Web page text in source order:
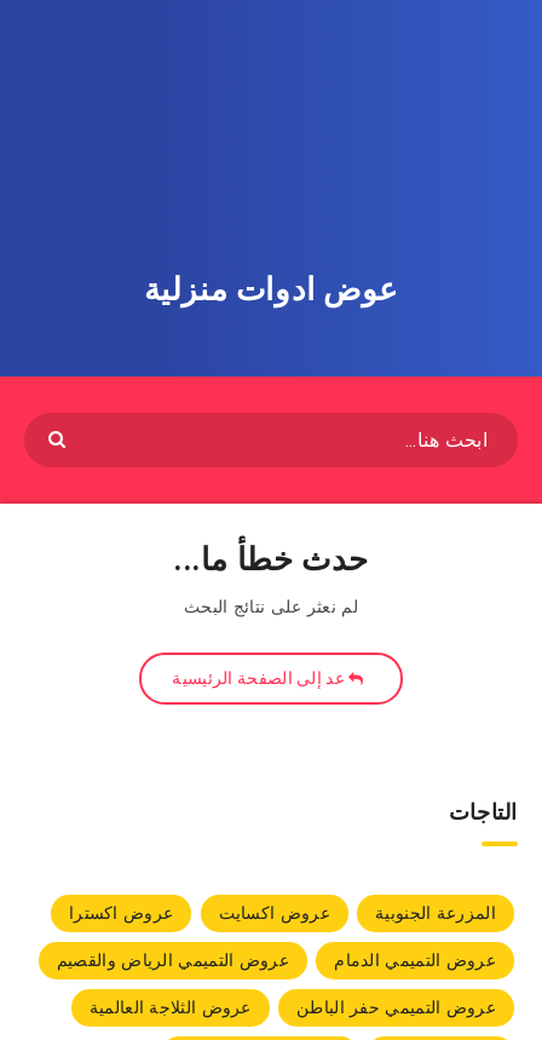
عوض ادوات منزلية
حدث خطأ ما...
لم نعثر على نتائج البحث
عد إلى الصفحة الرئيسية
التاجات
المزرعة الجنوبية عروض اكسايت
عروض اكسترا
عروض التميمي الدمام
عروض التميمي الرياض والقصيم
عروض التميمي حفر الباطن
عروض الثلاجة العالمية